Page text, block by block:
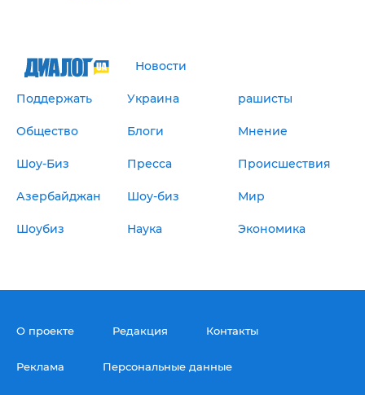
Новости
Поддержать Украина рашисты
Общество Блоги Мнение
Шоу-Биз Пресса Происшествия
Азербайджан Шоу-биз Мир
Шоубиз Наука Экономика
О проекте Редакция Контакты
Реклама Персональные данные